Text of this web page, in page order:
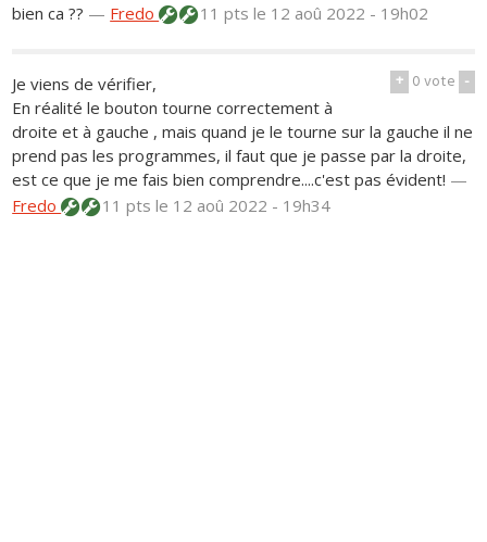
bien ca ?? — Fredo 11 ptsle 12 aoû 2022 - 19h02
+ 0vote -
Je viens de vérifier,
En réalité le bouton tourne correctement à
droite et à gauche , mais quand je le tourne sur la gauche il ne
prend pas les programmes, il faut que je passe par la droite,
est ce que je me fais bien comprendre....c'est pas évident! —
Fredo
11 ptsle 12 aoû 2022 - 19h34